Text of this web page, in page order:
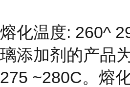
熔化温度: 260^
璃添加剂的产品
275 ~280C。熔